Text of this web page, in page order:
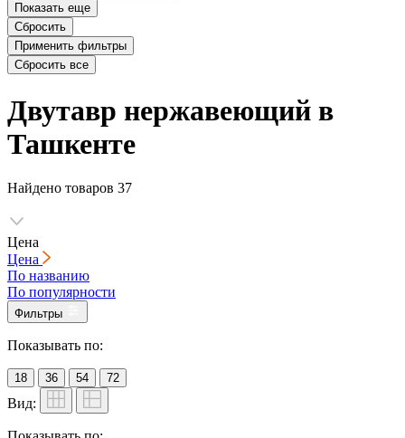
Показать еще
Сбросить
Применить фильтры
Сбросить все
Двутавр нержавеющий в
Ташкенте
Найдено товаров 37
Цена
Цена
По названию
По популярности
Фильтры
Показывать по:
18 36 54 72
Вид: